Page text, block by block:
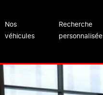
Nos
véhicules
Recherche
personnalisée